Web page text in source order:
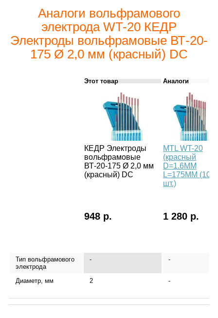
Аналоги вольфрамового
электрода WT-20 КЕДР
Электроды вольфрамовые ВТ-20-
175 Ø 2,0 мм (красный) DC
Этот товар Аналоги
КЕДР Электроды
вольфрамовые
ВТ-20-175 Ø 2,0 мм
(красный) DC
MTL WT-20
(красный
D=1.6MM
L=175MM (10
шт.)
948 р. 1 280 р.
Тип вольфрамового
электрода
- -
Диаметр, мм 2 -